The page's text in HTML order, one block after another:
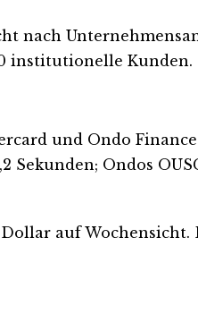
nach
institutionelle Kunden.
und Ondo
Sekunden; Ondos
auf